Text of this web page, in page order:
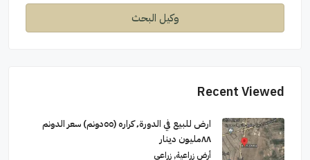
وكيل البحث
Recent Viewed
ارض للبيع في الدورة٬ كراره (٥٥دونم) سعر الدونم
٨٨مليون دينار
أرض زراعية, زراعي